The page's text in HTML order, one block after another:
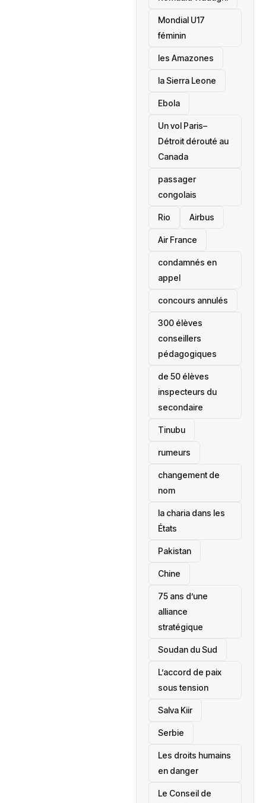
Mondial U17
féminin
les Amazones
la Sierra Leone
‎Ebola
Un vol Paris–
Détroit dérouté au
Canada
passager
congolais
Rio Airbus
Air France
condamnés en
appel
concours annulés
300 élèves
conseillers
pédagogiques
de 50 élèves
inspecteurs du
secondaire
Tinubu
rumeurs
changement de
nom
la charia dans les
États
‎Pakistan
Chine
75 ans d’une
alliance
stratégique
‎Soudan du Sud
L’accord de paix
sous tension
Salva Kiir
‎Serbie
Les droits humains
en danger
‎Le Conseil de